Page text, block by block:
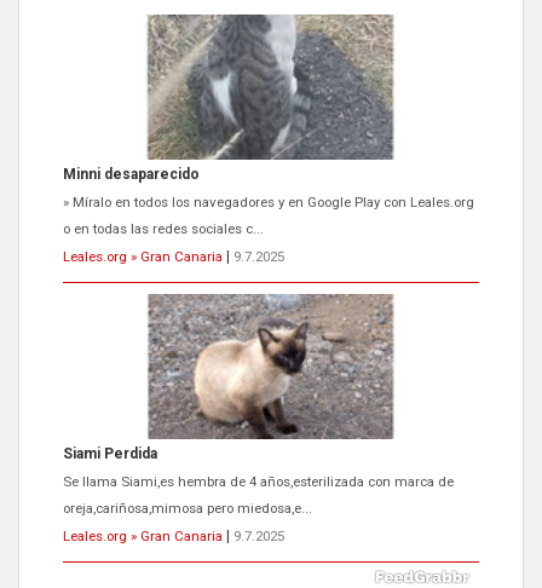
Minni desaparecido
» Míralo en todos los navegadores y en Google Play con Leales.org
o en todas las redes sociales c...
Leales.org » Gran Canaria
9.7.2025
Siami Perdida
Se llama Siami,es hembra de 4 años,esterilizada con marca de
oreja,cariñosa,mimosa pero miedosa,e...
Leales.org » Gran Canaria
9.7.2025